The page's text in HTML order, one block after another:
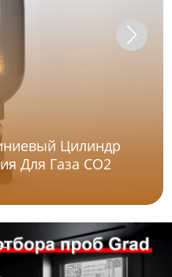
Цилиндр
Для Газа CO2